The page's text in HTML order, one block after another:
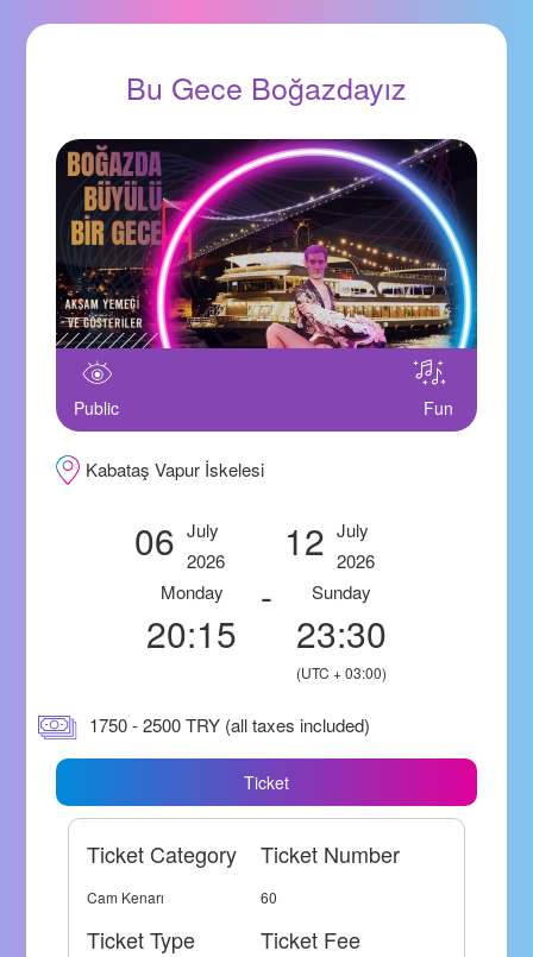
Bu Gece Boğazdayız
Public Fun
Kabataş Vapur İskelesi
06 July
2026
Monday
20:15
-
12 July
2026
Sunday
23:30
(UTC + 03:00)
1750 - 2500 TRY (all taxes included)
Ticket
Ticket Category Ticket Number
Cam Kenarı 60
Ticket Type Ticket Fee